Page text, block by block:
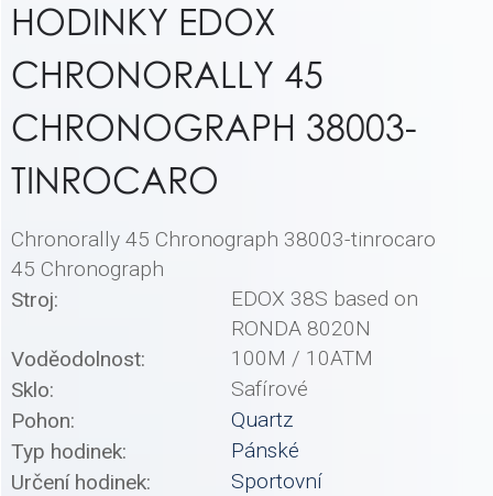
HODINKY EDOX
CHRONORALLY 45
CHRONOGRAPH 38003-
TINROCARO
Chronorally 45 Chronograph 38003-tinrocaro
45 Chronograph
Stroj:
EDOX 38S based on
RONDA 8020N
Voděodolnost:
100M / 10ATM
Sklo:
Safírové
Pohon:
Quartz
Typ hodinek:
Pánské
Určení hodinek:
Sportovní